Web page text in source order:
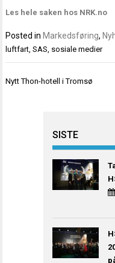
Les hele saken hos NRK.no
Posted in Markedsføring,
luftfart,SAS, sosiale medier
Innleggsnavigasjon
Nytt Thon-hotell i Tromsø
SISTE